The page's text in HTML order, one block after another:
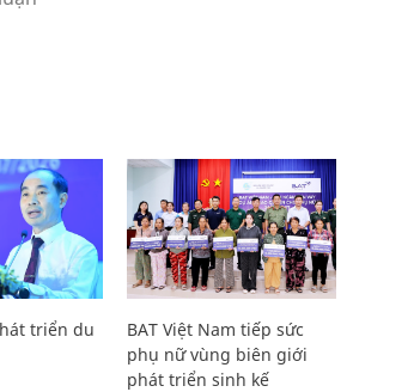
triển du
BAT Việt Nam tiếp sức
phụ nữ vùng biên giới
phát triển sinh kế